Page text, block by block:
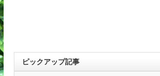
ピックアップ記事